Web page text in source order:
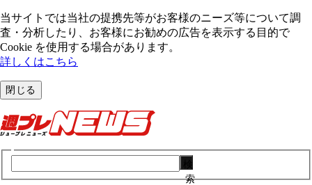
当サイトでは当社の提携先等がお客様のニーズ等について調
査・分析したり、お客様にお勧めの広告を表⽰する⽬的で
Cookie を使⽤する場合があります。
詳しくはこちら
閉じる
索